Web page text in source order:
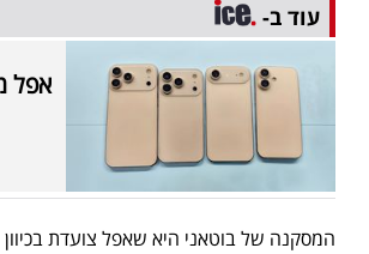
עוד ב-
אפל
המסקנה של בוטאני היא שאפל צועדת